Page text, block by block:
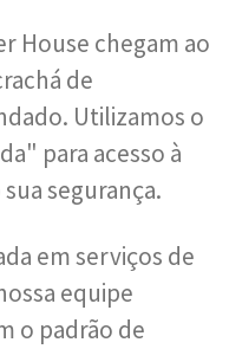
House chegam ao
de
Utilizamos o
para acesso à
segurança.
em serviços de
equipe
o padrão de